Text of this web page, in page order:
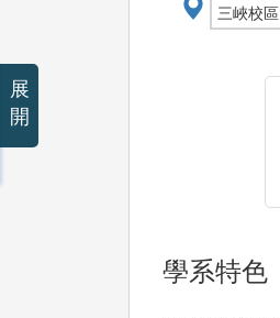
三峽校區
學系特色
展
開